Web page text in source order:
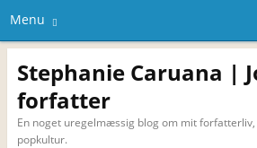
Menu
Stephanie Caruana |
forfatter
En noget uregelmæssig blog om mit
popkultur.